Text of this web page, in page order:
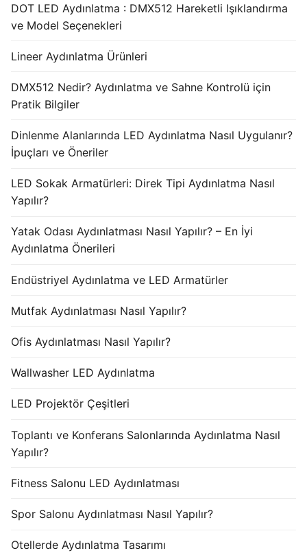
DOT LED Aydınlatma : DMX512 Hareketli Işıklandırma
ve Model Seçenekleri
Lineer Aydınlatma Ürünleri
DMX512 Nedir? Aydınlatma ve Sahne Kontrolü için
Pratik Bilgiler
Dinlenme Alanlarında LED Aydınlatma Nasıl Uygulanır?
İpuçları ve Öneriler
LED Sokak Armatürleri: Direk Tipi Aydınlatma Nasıl
Yapılır?
Yatak Odası Aydınlatması Nasıl Yapılır? – En İyi
Aydınlatma Önerileri
Endüstriyel Aydınlatma ve LED Armatürler
Mutfak Aydınlatması Nasıl Yapılır?
Ofis Aydınlatması Nasıl Yapılır?
Wallwasher LED Aydınlatma
LED Projektör Çeşitleri
Toplantı ve Konferans Salonlarında Aydınlatma Nasıl
Yapılır?
Fitness Salonu LED Aydınlatması
Spor Salonu Aydınlatması Nasıl Yapılır?
Otellerde Aydınlatma Tasarımı